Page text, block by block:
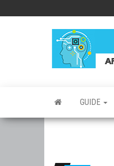
GUIDE